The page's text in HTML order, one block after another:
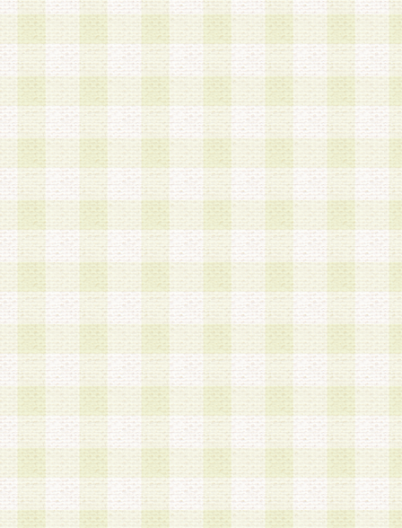
2.登録の際に当社が付与したログインIDおよびパ
の使用に関しては、全て会員本人がその責任を負
3.会員は、当社から付与されたログインIDおよび
貸与、名義変更、売買その他形態を問わず第三者
ならないものとします。
4.当社は、会員によるログインIDおよびパスワー
盗用など第三者の利用に伴う損害の発生について
き事由の有無、その他原因の如何を問わず、一切
のとします。
第5条 会員の登録情報
1.当社は、会員の登録情報に含まれる氏名・住所
アドレス等会員個人を識別できる情報を当社が別
シーポリシー
」に基づき適切に取り扱うものとし
は、当該個人情報を以下の各号に定める目的に利
す。なお、これら事項以外の目的で個人情報を利
かじめ会員の同意を得たうえで利用するものとし
a.本サービスの実施または運営
b.本サービスに係る謝礼、景品、調査サンプル品
c.会員からの電話、メール等の問い合わせなどへ
d.その他これらに付随する業務